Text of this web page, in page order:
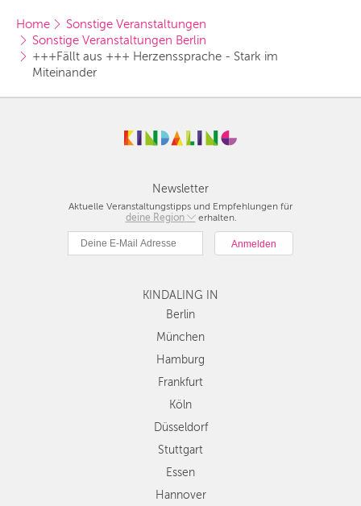
Home
Sonstige Veranstaltungen
Sonstige Veranstaltungen Berlin
+++Fällt aus +++ Herzenssprache - Stark im
Miteinander
Newsletter
Aktuelle Veranstaltungstipps und Empfehlungen für
deine Region
Berlin
Hamburg
Köln
Düsseldorf
Stuttgart
Essen
Dresden
Nürnberg
Wien
Zürich
Andere
Regionen
erhalten.
KINDALING IN
Berlin
München
Hamburg
Frankfurt
Köln
Düsseldorf
Stuttgart
Essen
Hannover